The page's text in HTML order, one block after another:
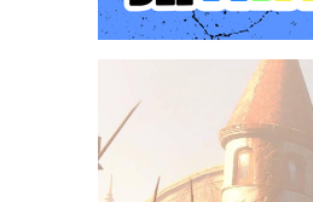
capturar criaturas
Far Harbor: Lleva a los
investigar un misterio y
Contraptions
asentamientos de los